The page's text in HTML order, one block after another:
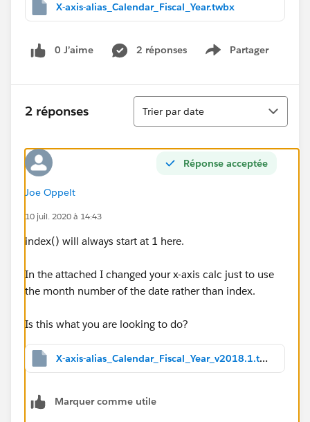
X-axis-alias_Calendar_Fiscal_Year.twbx
0 J’aime 2 réponses Partager
Show menu
2 réponses
Tri
Trier par date
Réponse acceptée
Joe Oppelt
10 juil. 2020 à 14:43
​index() will always start at 1 here.
In the attached I changed your x-axis calc just to use
the month number of the date rather than index.
Is this what you are looking to do?
X-axis-alias_Calendar_Fiscal_Year_v2018.1.twbx
Marquer comme utile